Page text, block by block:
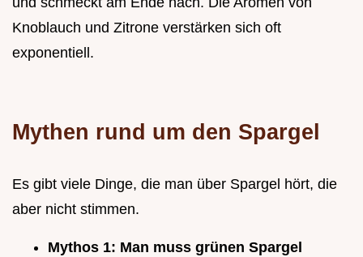
Knoblauch und Zitrone verstärken sich oft
exponentiell.
Mythen rund um den Spargel
Es gibt viele Dinge, die man über Spargel hört, die
aber nicht stimmen.
Mythos 1: Man muss grünen Spargel